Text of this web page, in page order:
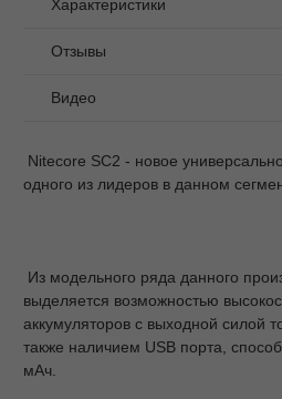
Характеристики
Отзывы
Видео
Nitecore SC2 - новое
одного из лидеров в данном
Из модельного ряда данного
выделяется возможностью
аккумуляторов с выходной силой
также наличием USB порта,
мАч.